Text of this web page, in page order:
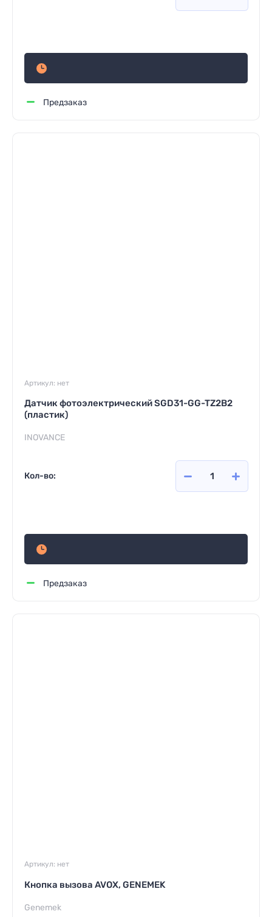
Предзаказ
Артикул: нет
Датчик фотоэлектрический SGD31-GG-TZ2B2
(пластик)
INOVANCE
Кол-во:
Предзаказ
Артикул: нет
Кнопка вызова AVOX, GENEMEK
Genemek